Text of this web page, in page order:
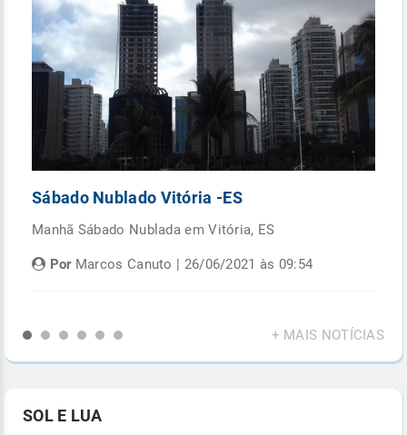
Sábado Nublado Vitória -ES
Manhã Sábado Nublada em Vitória, ES
PorMarcos Canuto | 26/06/2021 às 09:54
+ MAIS NOTÍCIAS
SOL E LUA